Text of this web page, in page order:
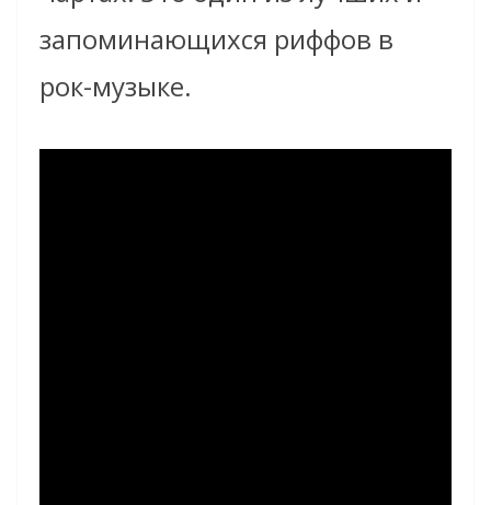
запоминающихся риффов в
рок-музыке.